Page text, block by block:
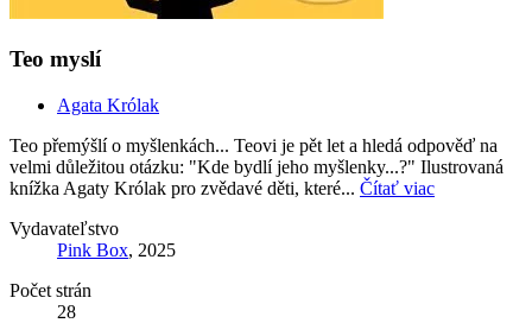
Teo myslí
Agata Królak
Teo přemýšlí o myšlenkách... Teovi je pět let a hledá odpověď na
velmi důležitou otázku: "Kde bydlí jeho myšlenky...?" Ilustrovaná
knížka Agaty Królak pro zvědavé děti, které... Čítať viac
Vydavateľstvo
Pink Box, 2025
Počet strán
28